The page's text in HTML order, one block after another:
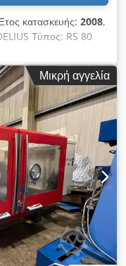
κατασκευής: 2008,
Τύπος: RS 80
ελέγχου: CNC
Τοποθεσία
Γερμανία
Y: 800 mm
x 0,001°
ISO 40 Φορτίο
θέσεων Στροφές
ατράκτου: 27 kW
μηχανής περ.: 16 τ
σύσφιξης
πληροφορίες: -
τραπέζι και σταθερό
μεταφορέας
μπορεί να
Μικρή αγγελία